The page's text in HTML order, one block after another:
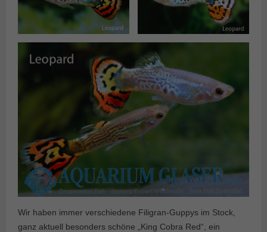
Wir haben immer verschiedene Filigran-Guppys im Stock,
ganz aktuell besonders schöne „King Cobra Red“, ein